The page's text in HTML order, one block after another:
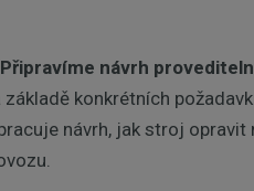
návrh
základě konkrétních
návrh, jak stroj opravit